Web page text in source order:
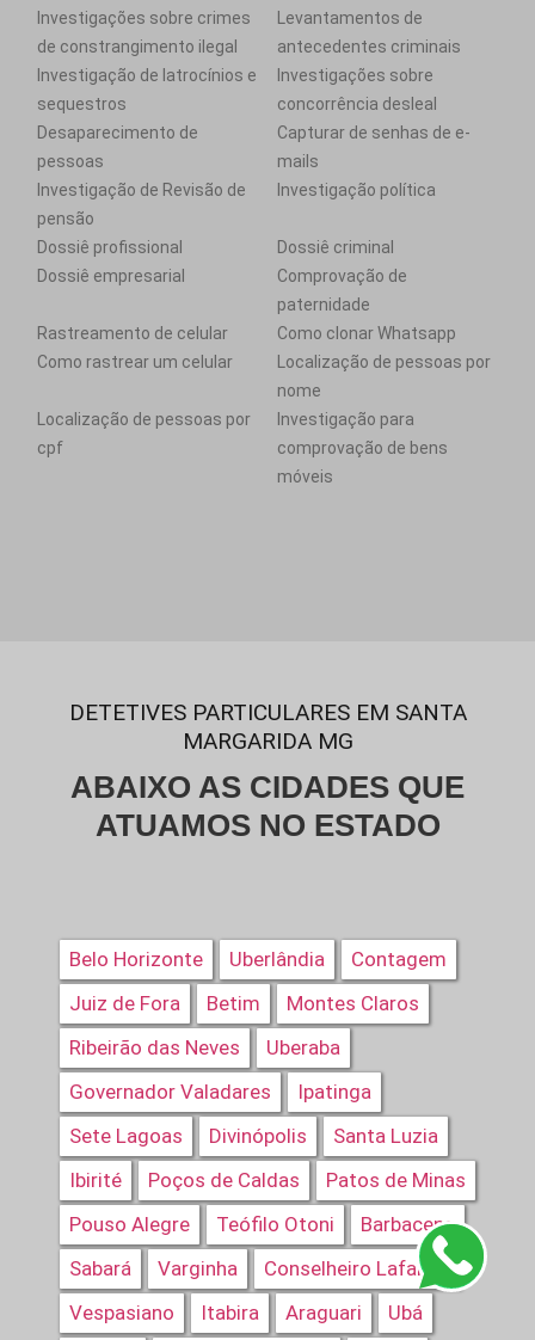
Investigações sobre crimes
de constrangimento ilegal
Levantamentos de
antecedentes criminais
Investigação de latrocínios e
sequestros
Investigações sobre
concorrência desleal
Desaparecimento de
pessoas
Capturar de senhas de e-
mails
Investigação de Revisão de
pensão
Investigação política
Dossiê profissional
Dossiê criminal
Dossiê empresarial
Comprovação de
paternidade
Rastreamento de celular
Como clonar Whatsapp
Como rastrear um celular
Localização de pessoas por
nome
Localização de pessoas por
cpf
Investigação para
comprovação de bens
móveis
DETETIVES PARTICULARES EM SANTA
MARGARIDA MG
ABAIXO AS CIDADES QUE
ATUAMOS NO ESTADO
Belo Horizonte Uberlândia
Contagem
Juiz de Fora
Betim
Montes Claros
Ribeirão das Neves
Uberaba
Governador Valadares
Ipatinga
Sete Lagoas
Divinópolis
Santa Luzia
Ibirité
Poços de Caldas
Patos de Minas
Pouso Alegre
Teófilo Otoni
Barbacena
Sabará
Varginha
Conselheiro Lafaiete
Vespasiano
Itabira Araguari Ubá